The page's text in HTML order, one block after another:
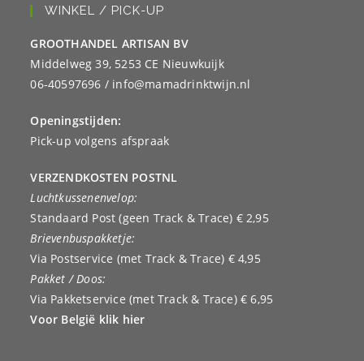
WINKEL / PICK-UP
GROOTHANDEL ARTISAN BV
Middelweg 39, 5253 CE Nieuwkuijk
06-40597696 / info@mamadrinktwijn.nl
Openingstijden:
Pick-up volgens afspraak
VERZENDKOSTEN POSTNL
Luchtkussenenvelop:
Standaard Post (geen Track & Trace) € 2,95
Brievenbuspakketje:
Via Postservice (met Track & Trace) € 4,95
Pakket / Doos:
Via Pakketservice (met Track & Trace) € 6,95
Voor België klik hier